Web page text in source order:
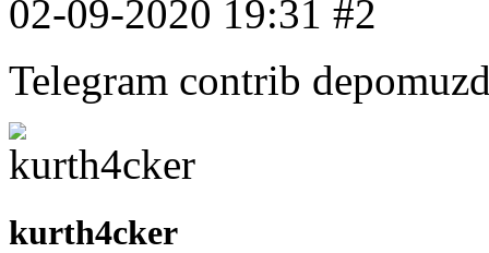
02-09-2020 19:31 #2
Telegram contrib
kurth4cker